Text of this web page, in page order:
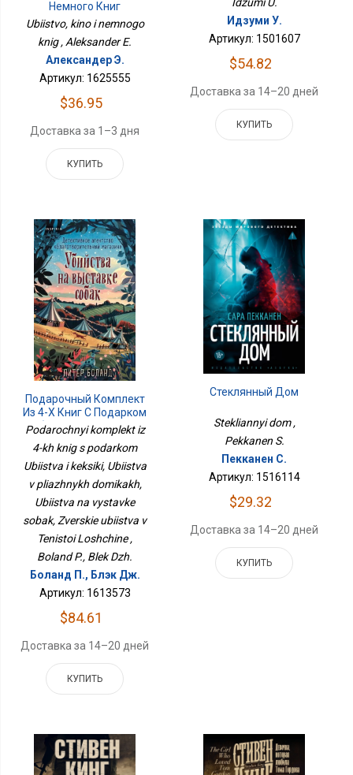
Немного Книг
Ubiistvo, kino i nemnogo
knig , Aleksander E.
Александер Э.
Артикул: 1625555
$36.95
Доставка за 1–3 дня
КУПИТЬ
Идзуми У.
Артикул: 1501607
$54.82
Доставка за 14–20 дней
КУПИТЬ
Подарочный Комплект
Из 4-Х Книг С Подарком
Убийства И Кексики,
Убийства В Пляжных
Домиках, Убийства На
Выставке Собак,
Зверские Убийства В
Тенистой Лощине
Podarochnyi komplekt iz
4-kh knig s podarkom
Ubiistva i keksiki, Ubiistva
v pliazhnykh domikakh,
Ubiistva na vystavke
sobak, Zverskie ubiistva v
Tenistoi Loshchine ,
Boland P., Blek Dzh.
Боланд П., Блэк Дж.
Артикул: 1613573
$84.61
Доставка за 14–20 дней
КУПИТЬ
Стеклянный Дом
Stekliannyi dom ,
Pekkanen S.
Пекканен С.
Артикул: 1516114
$29.32
Доставка за 14–20 дней
КУПИТЬ